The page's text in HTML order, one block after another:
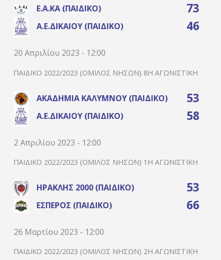
Ε.Α.ΚΑ (ΠΑΙΔΙΚΌ) 73
Α.Ε.ΔΙΚΑΊΟΥ (ΠΑΙΔΙΚΌ) 46
20 Απριλίου 2023 - 12:00
ΠΑΙΔΙΚΌ 2022/2023 (ΌΜΙΛΟΣ ΝΉΣΩΝ) 8Η ΑΓΩΝΙΣΤΙΚΉ
ΑΚΑΔΗΜΊΑ ΚΑΛΎΜΝΟΥ (ΠΑΙΔΙΚΌ) 53
Α.Ε.ΔΙΚΑΊΟΥ (ΠΑΙΔΙΚΌ) 58
2 Απριλίου 2023 - 12:00
ΠΑΙΔΙΚΌ 2022/2023 (ΌΜΙΛΟΣ ΝΉΣΩΝ) 1Η ΑΓΩΝΙΣΤΙΚΉ
ΗΡΑΚΛΉΣ 2000 (ΠΑΙΔΙΚΌ) 53
ΈΣΠΕΡΟΣ (ΠΑΙΔΙΚΌ) 66
26 Μαρτίου 2023 - 12:00
ΠΑΙΔΙΚΌ 2022/2023 (ΌΜΙΛΟΣ ΝΉΣΩΝ) 2Η ΑΓΩΝΙΣΤΙΚΉ